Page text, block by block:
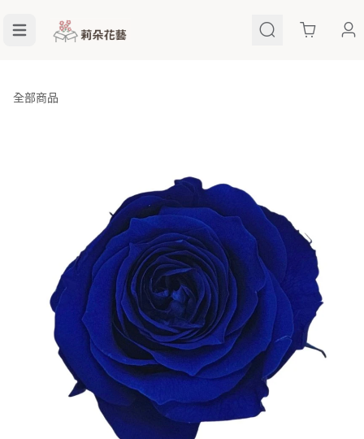
Cart
全部商品